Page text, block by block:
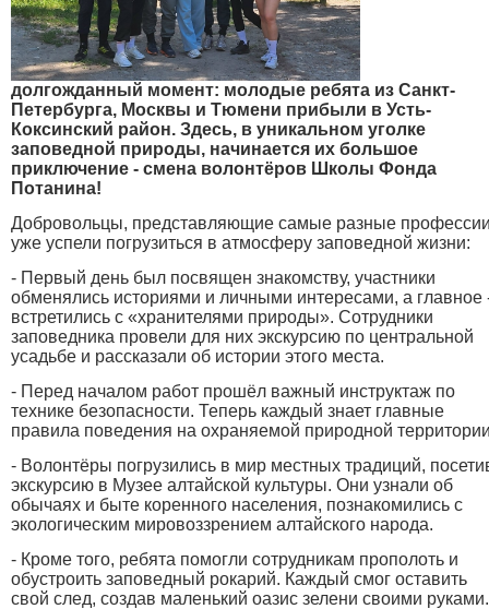
долгожданный момент: молодые ребята из Санкт-
Петербурга, Москвы и Тюмени прибыли в Усть-
Коксинский район. Здесь, в уникальном уголке
заповедной природы, начинается их большое
приключение - смена волонтёров Школы Фонда
Потанина!
Добровольцы, представляющие самые разные
уже успели погрузиться в атмосферу заповедной жизни:
- Первый день был посвящен знакомству, участники
обменялись историями и личными интересами, а главное
встретились с «хранителями природы». Сотрудники
заповедника провели для них экскурсию по центральной
усадьбе и рассказали об истории этого места.
- Перед началом работ прошёл важный инструктаж по
технике безопасности. Теперь каждый знает главные
правила поведения на охраняемой природной
- Волонтёры погрузились в мир местных традиций,
экскурсию в Музее алтайской культуры. Они узнали об
обычаях и быте коренного населения, познакомились с
экологическим мировоззрением алтайского народа.
- Кроме того, ребята помогли сотрудникам прополоть и
обустроить заповедный рокарий. Каждый смог оставить
свой след, создав маленький оазис зелени своими руками.